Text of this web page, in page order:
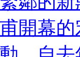
開幕